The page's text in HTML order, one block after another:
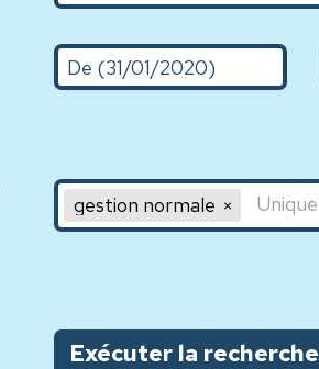
De (d/m/Y)
Mot clé 1,Mot clé 2,Mot clé 3
gestion normale
Exécuter la recherche